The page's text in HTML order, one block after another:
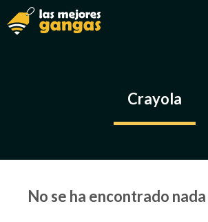
Saltar
al
Crayola
No se ha encontrado nada